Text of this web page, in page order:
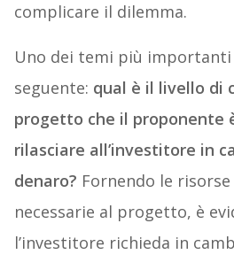
complicare il dilemma.
Uno dei temi più
seguente: qual è il livello di
progetto che il proponente
rilasciare all’investitore in
denaro? Fornendo le
necessarie al progetto, è
l’investitore richieda in